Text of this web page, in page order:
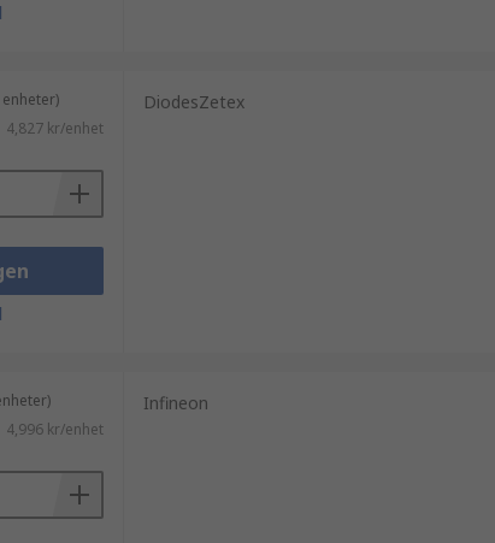
4,827 kr/enhet
DiodesZetex
4,996 kr/enhet
Infineon